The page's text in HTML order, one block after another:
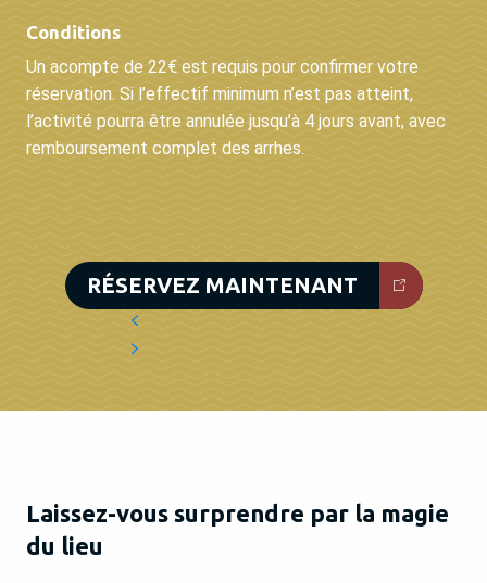
Conditions
Un acompte de 22€ est requis pour confirmer votre
réservation. Si l’effectif minimum n’est pas atteint,
l’activité pourra être annulée jusqu’à 4 jours avant, avec
remboursement complet des arrhes.
RÉSERVEZ MAINTENANT
Laissez-vous surprendre par la magie
du lieu